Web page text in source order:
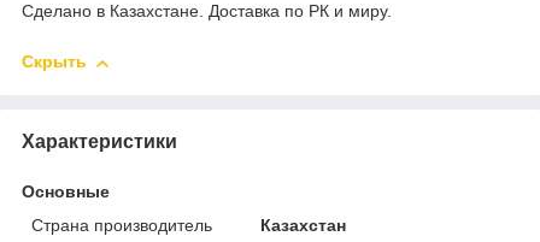
Сделано в Казахстане. Доставка по РК и миру.
Скрыть
Характеристики
Основные
Страна производитель
Казахстан